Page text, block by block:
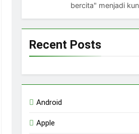
bercita" menjadi
Recent Posts
Android
Apple